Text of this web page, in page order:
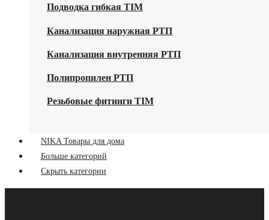
Подводка гибкая TIM
Канализация наружная РТП
Канализация внутренняя РТП
Полипропилен РТП
Резьбовые фитинги TIM
NIKA Товары для дома
Больше категорий
Скрыть категории